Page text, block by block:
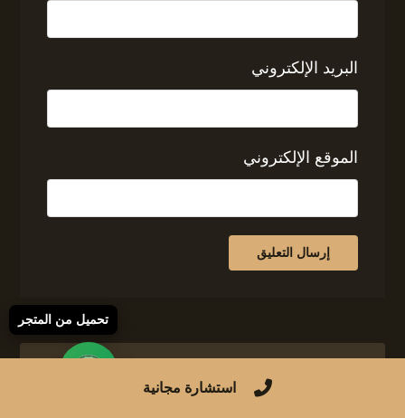
البريد الإلكتروني
الموقع الإلكتروني
استشارة مجانية
تحميل من المتجر